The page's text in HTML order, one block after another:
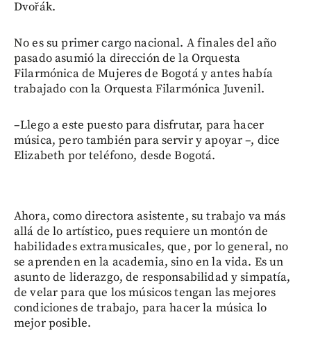
Dvořák.
No es su primer cargo nacional. A finales del año
pasado asumió la dirección de la Orquesta
Filarmónica de Mujeres de Bogotá y antes había
trabajado con la Orquesta Filarmónica Juvenil.
–Llego a este puesto para disfrutar, para hacer
música, pero también para servir y apoyar –, dice
Elizabeth por teléfono, desde Bogotá.
Ahora, como directora asistente, su trabajo va más
allá de lo artístico, pues requiere un montón de
habilidades extramusicales, que, por lo general, no
se aprenden en la academia, sino en la vida. Es un
asunto de liderazgo, de responsabilidad y simpatía,
de velar para que los músicos tengan las mejores
condiciones de trabajo, para hacer la música lo
mejor posible.